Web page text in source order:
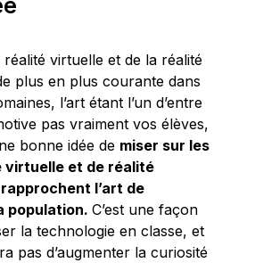
réalité virtuelle et de la réalité
plus en plus courante dans
l’art étant l’un d’entre
pas vraiment vos élèves,
bonne idée de miser sur les
virtuelle et de réalité
l’art de
population. C’est une façon
la technologie en classe, et
pas d’augmenter la curiosité